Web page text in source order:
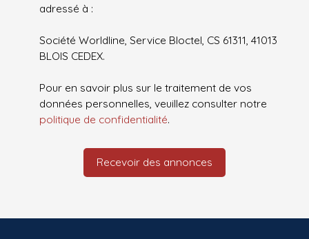
adressé à :
Société Worldline, Service Bloctel, CS 61311, 41013
BLOIS CEDEX.
Pour en savoir plus sur le traitement de vos
données personnelles, veuillez consulter notre
politique de confidentialité.
Recevoir des annonces